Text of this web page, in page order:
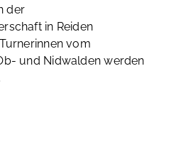
der
in Reiden
vom
und Nidwalden werden